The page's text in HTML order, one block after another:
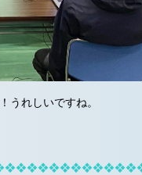
うれしいですね。